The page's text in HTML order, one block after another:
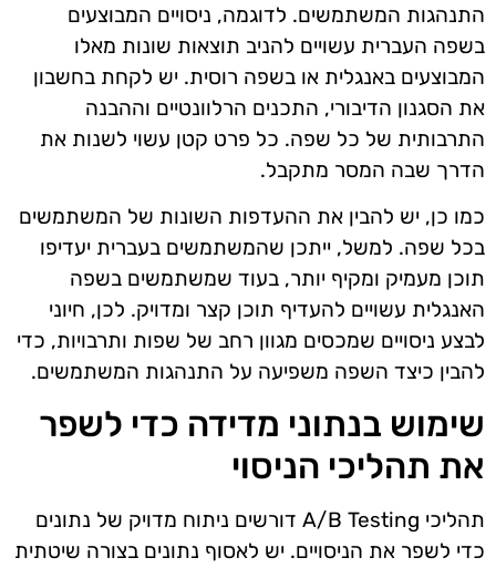
התנהגות המשתמשים. לדוגמה, ניסויים המבוצעים
בשפה העברית עשויים להניב תוצאות שונות מאלו
המבוצעים באנגלית או בשפה רוסית. יש לקחת בחשבון
את הסגנון הדיבורי, התכנים הרלוונטיים וההבנה
התרבותית של כל שפה. כל פרט קטן עשוי לשנות את
הדרך שבה המסר מתקבל.
כמו כן, יש להבין את ההעדפות השונות של המשתמשים
בכל שפה. למשל, ייתכן שהמשתמשים בעברית יעדיפו
תוכן מעמיק ומקיף יותר, בעוד שמשתמשים בשפה
האנגלית עשויים להעדיף תוכן קצר ומדויק. לכן, חיוני
לבצע ניסויים שמכסים מגוון רחב של שפות ותרבויות, כדי
להבין כיצד השפה משפיעה על התנהגות המשתמשים.
שימוש בנתוני מדידה כדי לשפר
את תהליכי הניסוי
תהליכי A/B Testing דורשים ניתוח מדויק של נתונים
כדי לשפר את הניסויים. יש לאסוף נתונים בצורה שיטתית